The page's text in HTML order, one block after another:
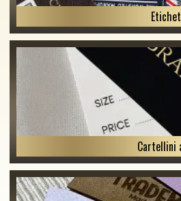
Cartellini